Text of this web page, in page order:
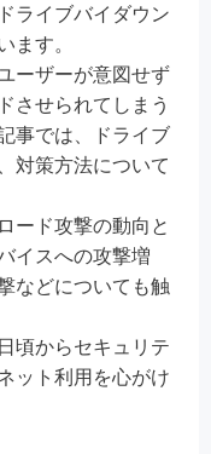
ライブバイダウン
ます。
ーザーが意図せず
させられてしまう
事では、ドライブ
対策方法について
ード攻撃の動向と
イスへの攻撃増
などについても触
頃からセキュリテ
ット利用を心がけ